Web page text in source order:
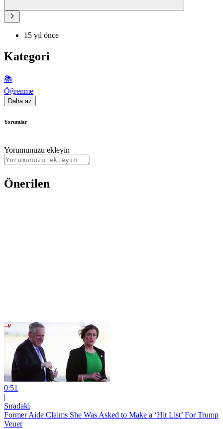
15 yıl önce
Kategori
📚
Öğrenme
Daha az
Yorumlar
Yorumunuzu ekleyin
Önerilen
0:51
|
Sıradaki
Former Aide Claims She Was Asked to Make a ‘Hit List’ For Trump
Veuer